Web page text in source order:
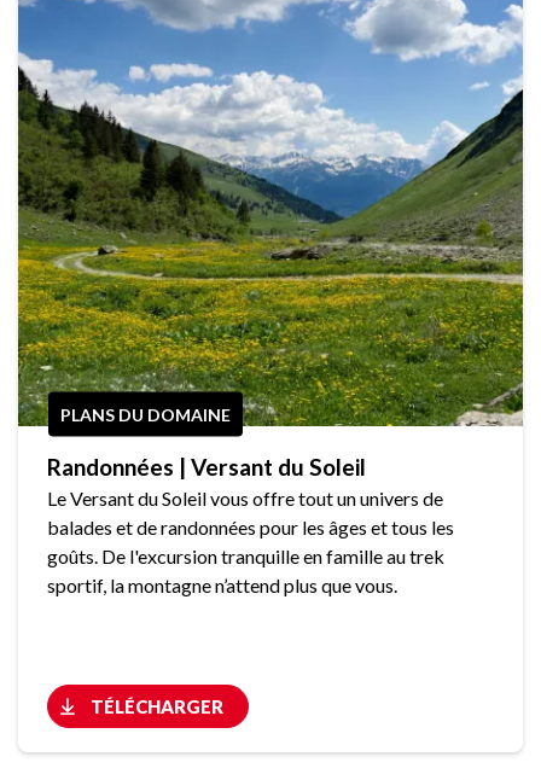
PLANS DU DOMAINE
Randonnées | Versant du Soleil
Le Versant du Soleil vous offre tout un univers de
balades et de randonnées pour les âges et tous les
goûts. De l'excursion tranquille en famille au trek
sportif, la montagne n’attend plus que vous.
TÉLÉCHARGER